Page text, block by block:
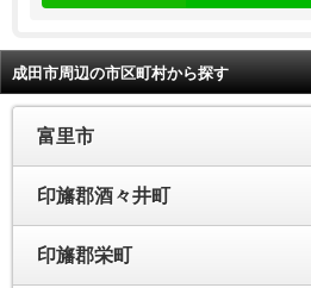
成田市周辺の市区町村から探す
富里市
印旛郡酒々井町
印旛郡栄町